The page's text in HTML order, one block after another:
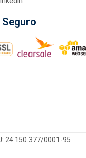
24.150.377/0001-95